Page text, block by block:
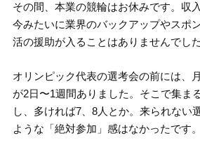
その間、本業の競輪はお休みです。収
今みたいに業界のバックアップやスポ
活の援助が入ることはありませんでした
オリンピック代表の選考会の前には、
が2日〜1週間ありました。そこで集ま
し、多ければ7、8人とか。来られない
ような「絶対参加」感はなかったです。